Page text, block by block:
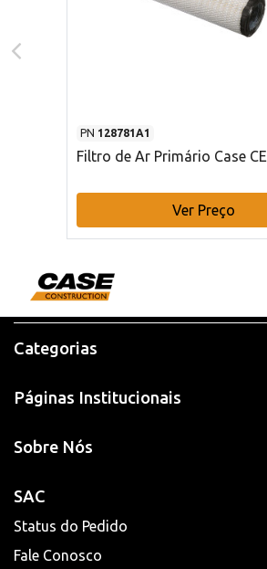
PN 128781A1
Filtro de Ar Primário Case CE
Ver Preço
Categorias
Páginas Institucionais
Sobre Nós
SAC
Status do Pedido
Fale Conosco